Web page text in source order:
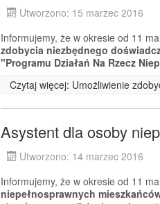
Utworzono: 15 marzec 2016
Informujemy, że w okresie od 11
zdobycia niezbędnego
"Programu Działań Na Rzecz
Czytaj więcej: Umożliwienie
Asystent dla osoby
Utworzono: 14 marzec 2016
Informujemy, że w okresie od 11
niepełnosprawnych